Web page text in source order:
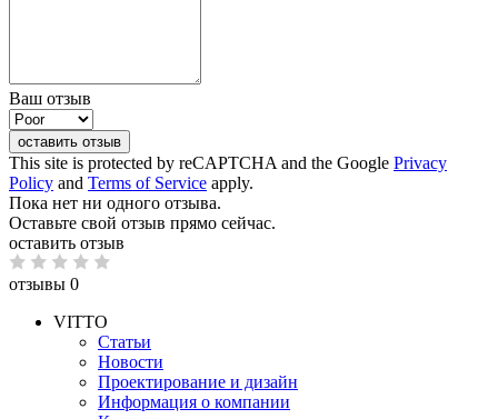
Ваш отзыв
оставить отзыв
This site is protected by reCAPTCHA and the Google Privacy
Policy and Terms of Service apply.
Пока нет ни одного отзыва.
Оставьте свой отзыв прямо сейчас.
оставить отзыв
отзывы 0
VITTO
Статьи
Новости
Проектирование и дизайн
Информация о компании